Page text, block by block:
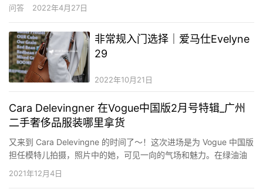
剂等护肤品中会添加这种成分。硬脂酸其实是一种护肤品中的乳化
剂、柔顺剂，它可以促进护肤品中的水油相互均衡，使护肤品成分
问答 2022年4月27日
非常规入门选择｜爱马仕Evelyne
29
2022年10月21日
Cara Delevingner 在Vogue中国版2月号特辑_广州
二手奢侈品服装哪里拿货
又来到 Cara Delevingne 的时间了～！这次进场是为 Vogue 中国版
担任模特儿拍摄，照片中的她，可见一向的气场和魅力。在绿油油
的靠山，花园、小径的陪衬下，相片中的她少了一点锐气，却多了
点柔情绪觉。这样的一面，可真不多见呢～！简简朴单的站着或坐
2021年12月4日